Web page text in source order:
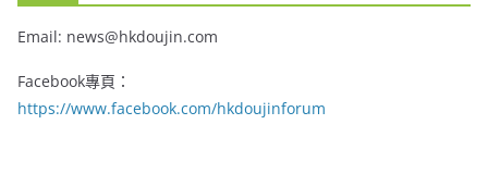
Email: news@hkdoujin.com
Facebook專頁：
https://www.facebook.com/hkdoujinforum